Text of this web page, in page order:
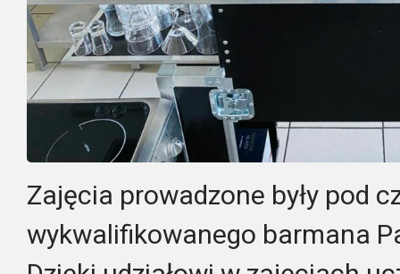
Zajęcia prowadzone były pod
wykwalifikowanego barmana